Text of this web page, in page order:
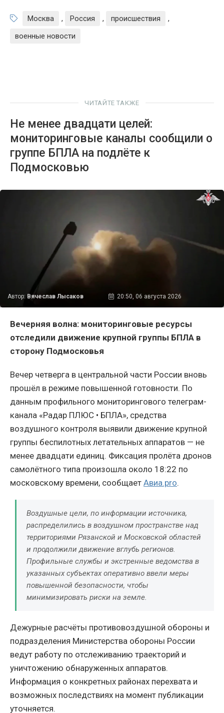
Москва , Россия , происшествия
,
военные новости
ЧИТАЙТЕ ТАКЖЕ
Не менее двадцати целей:
мониторинговые каналы сообщили о
группе БПЛА на подлёте к
Подмосковью
Автор: Вячеслав Лысаков 20:50, 06 августа 2026
Вечерняя волна: мониторинговые ресурсы
отследили движение крупной группы БПЛА в
сторону Подмосковья
Вечер четверга в центральной части России вновь
прошёл в режиме повышенной готовности. По
данным профильного мониторингового телеграм-
канала «Радар ПЛЮС • БПЛА», средства
воздушного контроля выявили движение крупной
группы беспилотных летательных аппаратов — не
менее двадцати единиц. Фиксация пролёта дронов
самолётного типа произошла около 18:22 по
московскому времени, сообщает Авиа.pro.
Воздушные цели, по информации источника,
распределились в воздушном пространстве над
территориями Рязанской и Московской областей
и продолжили движение вглубь регионов.
Профильные службы и экстренные ведомства в
указанных субъектах оперативно ввели меры
повышенной безопасности, чтобы
минимизировать риски на земле.
Дежурные расчёты противовоздушной обороны и
подразделения Министерства обороны России
ведут работу по отслеживанию траекторий и
уничтожению обнаруженных аппаратов.
Информация о конкретных районах перехвата и
возможных последствиях на момент публикации
уточняется.